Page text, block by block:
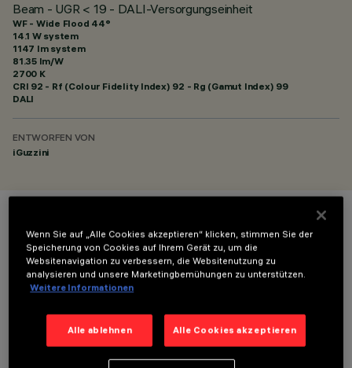
Beam - UGR < 19 - DALI-Versorgungseinheit
WF - Wide Flood 44°
14.1 W system
1147 lm system
81.35 lm/W
2700 K
CRI 92 - Rf (Colour Fidelity Index) 92 - Rg (Gamut Index) 99
DALI
ENTWORFEN VON
iGuzzini
FARBE
TECHNISCHE DATEN
Wenn Sie auf „Alle Cookies akzeptieren“ klicken, stimmen Sie der
Speicherung von Cookies auf Ihrem Gerät zu, um die
Websitenavigation zu verbessern, die Websitenutzung zu
analysieren und unsere Marketingbemühungen zu unterstützen.
Weitere Informationen
Alle ablehnen Alle Cookies akzeptieren